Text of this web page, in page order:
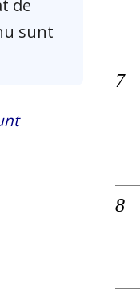
de
sunt